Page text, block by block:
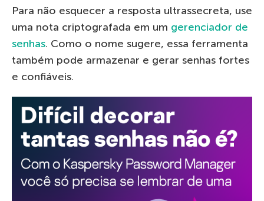
Para não esquecer a resposta ultrassecreta, use
uma nota criptografada em um gerenciador de
senhas. Como o nome sugere, essa ferramenta
também pode armazenar e gerar senhas fortes
e confiáveis.